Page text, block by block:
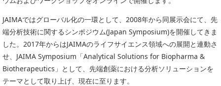
会員リスト
食品
ライフサイエンス
イメージング
材料
X線・放射光
JAIMAではグローバル化の一環として、2008年から同展示会にて、先
端分析技術に関するシンポジウム(Japan Symposium)を開催してきま
した。2017年からはJAIMAのライフサイエンス領域への展開と連動さ
せ、JAIMA Symposium「Analytical Solutions for Biopharma &
Biotherapeutics」として、先端創薬における分析ソリューションを
テーマとして取り上げ、現在に至ります。